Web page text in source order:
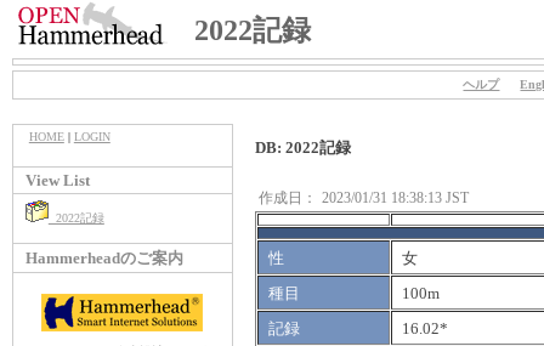
2022記録
ヘルプ
HOME| LOGIN
View List
2022記録
Hammerheadのご案内
DB: 2022記録
作成日： 2023/01/31 18:38:13 JST
性
女
種目
100m
記録
16.02*